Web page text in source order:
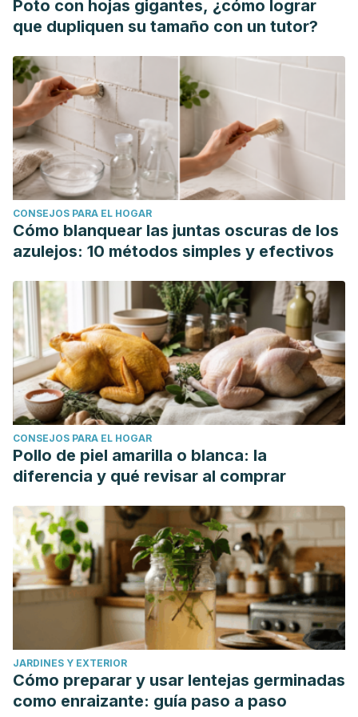
Poto con hojas gigantes, ¿cómo lograr
que dupliquen su tamaño con un tutor?
CONSEJOS PARA EL HOGAR
Cómo blanquear las juntas oscuras de los
azulejos: 10 métodos simples y efectivos
CONSEJOS PARA EL HOGAR
Pollo de piel amarilla o blanca: la
diferencia y qué revisar al comprar
JARDINES Y EXTERIOR
Cómo preparar y usar lentejas germinadas
como enraizante: guía paso a paso